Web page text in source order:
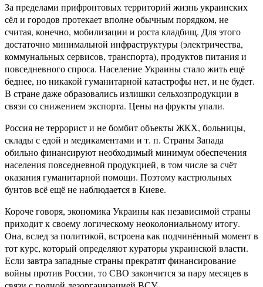
За пределами прифронтовых территорий жизнь украинских
сёл и городов протекает вполне обычным порядком, не
считая, конечно, мобилизации и роста кладбищ. Для этого
достаточно минимальной инфраструктуры (электричества,
коммунальных сервисов, транспорта), продуктов питания и
повседневного спроса. Население Украины стало жить ещё
беднее, но никакой гуманитарной катастрофы нет, и не будет.
В стране даже образовались излишки сельхозпродукции в
связи со снижением экспорта. Цены на фрукты упали.
Россия не террорист и не бомбит объекты ЖКХ, больницы,
склады с едой и медикаментами и т. п. Страны Запада
обильно финансируют необходимый минимум обеспечения
населения повседневной продукцией, в том числе за счёт
оказания гуманитарной помощи. Поэтому кастрюльных
бунтов всё ещё не наблюдается в Киеве.
Короче говоря, экономика Украины как независимой страны
приходит к своему логическому неоколониальному итогу.
Она, вслед за политикой, встроена как подчинённый момент в
тот курс, который определяют кураторы украинской власти.
Если завтра западные страны прекратят финансирование
войны против России, то СВО закончится за пару месяцев в